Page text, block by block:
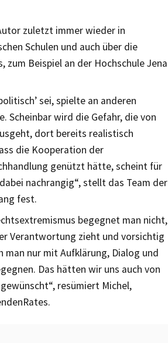
zuletzt immer wieder in
Schulen und auch über die
zum Beispiel an der Hochschule Jena
sei, spielte an anderen
Scheinbar wird die Gefahr, die von
dort bereits realistisch
die Kooperation der
genützt hätte, scheint für
nachrangig“, stellt das Team der
fest.
begegnet man nicht,
Verantwortung zieht und vorsichtig
man nur mit Aufklärung, Dialog und
Das hätten wir uns auch von
resümiert Michel,